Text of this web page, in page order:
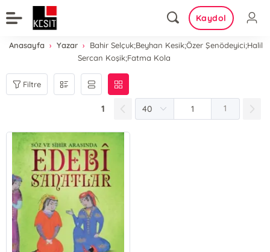
Kaydol
Anasayfa Yazar
Bahir Selçuk;Beyhan Kesik;Özer Şenödeyici;Halil
Sercan Koşik;Fatma Kola
Filtre
1 1